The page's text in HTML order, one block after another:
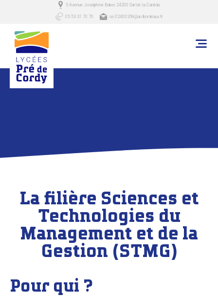
5 Avenue Joséphine Baker, 24200 Sarlat-la-Canéda
05 53 31 70 70 ce.0240035h@ac-bordeaux.fr
La filière Sciences et
Technologies du
Management et de la
Gestion (STMG)
Pour qui ?